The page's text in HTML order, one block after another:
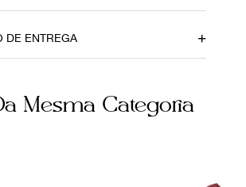
Nylon
Botão
DE ENTREGA
Mesma Categoria